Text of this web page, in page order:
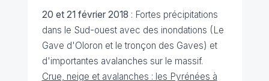
20 et 21 février 2018 : Fortes précipitations
dans le Sud-ouest avec des inondations (Le
Gave d'Oloron et le tronçon des Gaves) et
d'importantes avalanches sur le massif.
Crue, neige et avalanches : les Pyrénées à